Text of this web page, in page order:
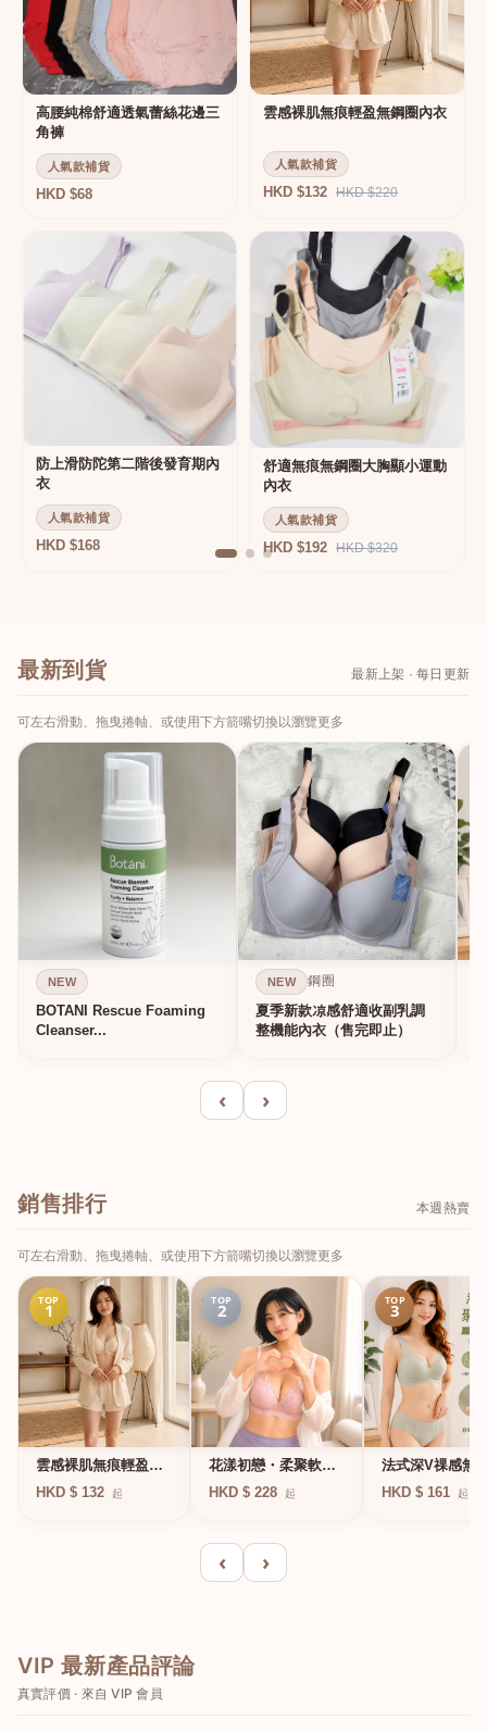
高腰純棉舒適透氣蕾絲花邊三
角褲
人氣款補貨
HKD $68
雲感裸肌無痕輕盈無鋼圈內衣
人氣款補貨
HKD $132 HKD $220
防上滑防陀第二階後發育期內
衣
人氣款補貨
HKD $168
舒適無痕無鋼圈大胸顯小運動
內衣
人氣款補貨
HKD $192 HKD $320
最新到貨 最新上架 · 每日更新
可左右滑動、拖曳捲軸、或使用下方箭嘴切換以瀏覽更多
NEW
BOTANI Rescue Foaming
Cleanser...
NEW 鋼圈
夏季新款凉感舒適收副乳調
整機能內衣（售完即止）
‹ ›
銷售排行 本週熱賣
可左右滑動、拖曳捲軸、或使用下方箭嘴切換以瀏覽更多
TOP
1
雲感裸肌無痕輕盈無
鋼圈內衣
HKD $ 132 起
TOP
2
花漾初戀・柔聚軟鋼
圈蕾絲內衣
HKD $ 228 起
TOP
3
法式深V祼感無
凍軟支撐條無鋼
HKD $ 161 起
‹ ›
VIP 最新產品評論
真實評價 · 來自 VIP 會員